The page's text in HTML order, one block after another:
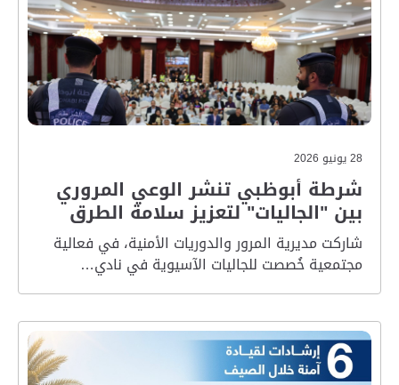
28 يونيو 2026
شرطة أبوظبي تنشر الوعي المروري
بين "الجاليات" لتعزيز سلامة الطرق
شاركت مديرية المرور والدوريات الأمنية، في فعالية
مجتمعية خُصصت للجاليات الآسيوية في نادي…